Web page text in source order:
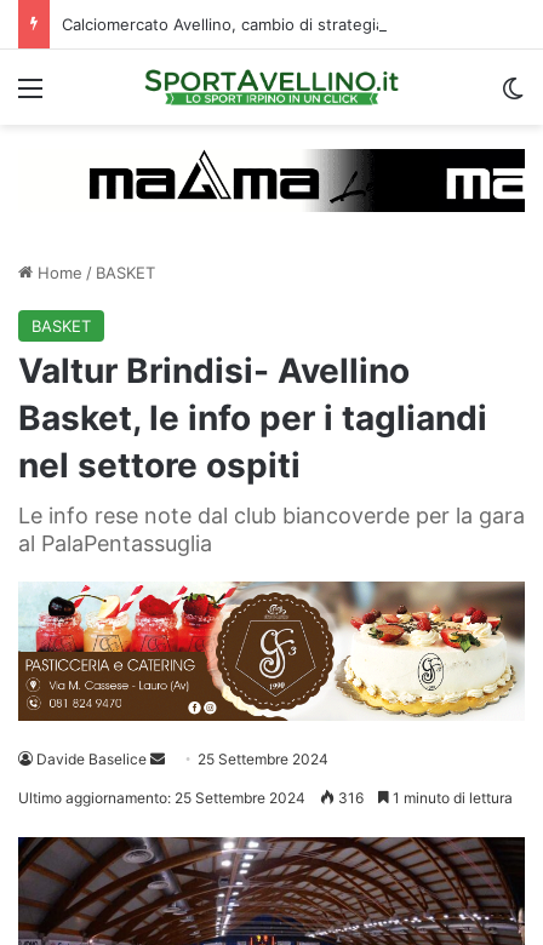
Menu
Home / BASKET
BASKET
Valtur Brindisi- Avellino
Basket, le info per i tagliandi
nel settore ospiti
Le info rese note dal club biancoverde per la gara
al PalaPentassuglia
Davide Baselice
Invia 25 Settembre 2024
Ultimo aggiornamento: 25 Settembre 2024 316 1 minuto di lettura